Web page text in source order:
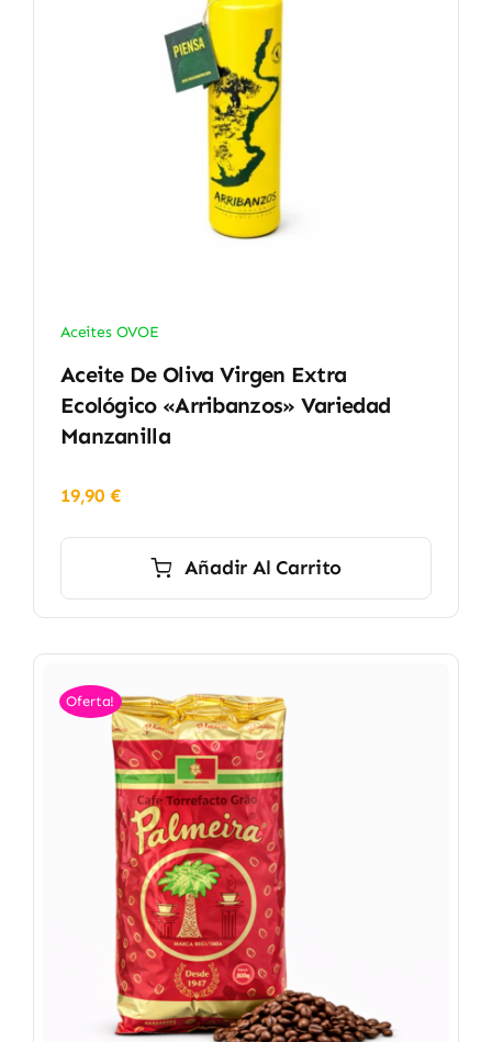
Aceites OVOE
Aceite De Oliva Virgen Extra
Ecológico «Arribanzos» Variedad
Manzanilla
19,90 €
Añadir Al Carrito
Oferta!